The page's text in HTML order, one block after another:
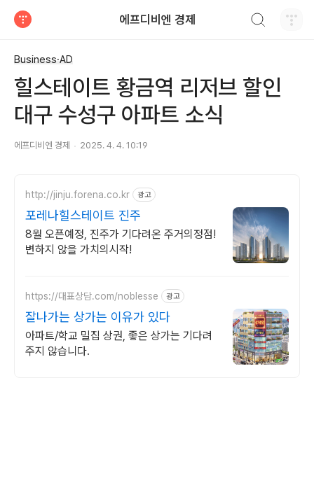
에프디비엔 경제
Business·AD
힐스테이트 황금역 리저브 할인
대구 수성구 아파트 소식
에프디비엔 경제 2025. 4. 4. 10:19
http://jinju.forena.co.kr 광고
포레나힐스테이트 진주
8월 오픈예정, 진주가 기다려온 주거의정점!
변하지 않을 가치의시작!
https://대표상담.com/noblesse 광고
잘나가는 상가는 이유가 있다
아파트/학교 밀집 상권, 좋은 상가는 기다려
주지 않습니다.